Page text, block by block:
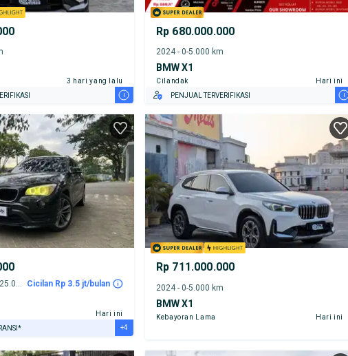
3 hari yang lalu
i
Rp 680.000.000
2024 - 0-5.000 km
BMW X1
Cilandak
Hari ini
PENJUAL TERVERIFIKASI
i
2015 - 120.000-125.000 km Cicilan Rp 3.5 jt/bulan
Hari ini
+4
Rp 711.000.000
2024 - 0-5.000 km
BMW X1
Kebayoran Lama Hari ini